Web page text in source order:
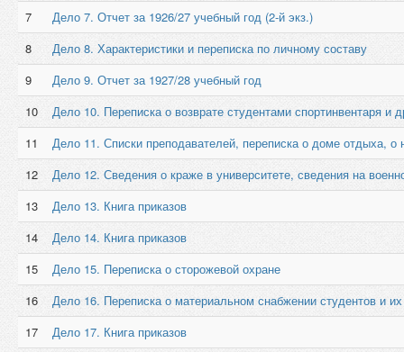
7
Дело 7. Отчет за 1926/27 учебный год (2-й экз.)
8
Дело 8. Характеристики и переписка по личному составу
9
Дело 9. Отчет за 1927/28 учебный год
10
Дело 10. Переписка о возврате студентами спортинвентаря и
11
Дело 11. Списки преподавателей, переписка о доме отдыха, о
12
Дело 12. Сведения о краже в университете, сведения на
13
Дело 13. Книга приказов
14
Дело 14. Книга приказов
15
Дело 15. Переписка о сторожевой охране
16
Дело 16. Переписка о материальном снабжении студентов и
17
Дело 17. Книга приказов